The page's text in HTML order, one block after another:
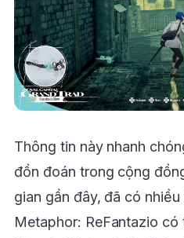
Thông tin này nhanh
đồn đoán trong cộng
gian gần đây, đã có
Metaphor: ReFantazio